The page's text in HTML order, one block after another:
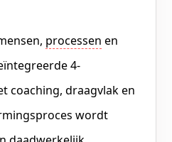
processen en
4-
coaching, draagvlak en
wordt